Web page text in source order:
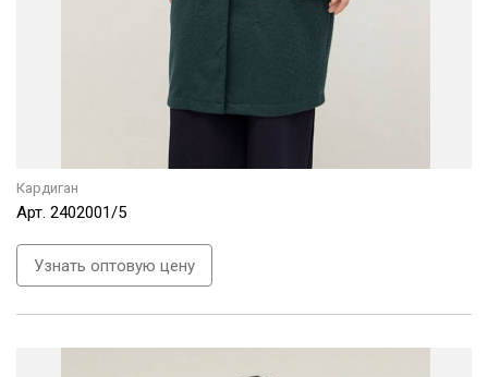
Кардиган
Арт. 2402001/5
Узнать оптовую цену